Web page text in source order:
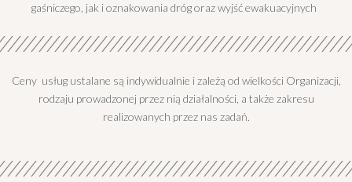
gaśniczego, jak i oznakowania dróg oraz wyjść ewakuacyjnych
Ceny usług ustalane są indywidualnie i zależą od wielkości Organizacji,
rodzaju prowadzonej przez nią działalności, a także zakresu
realizowanych przez nas zadań.